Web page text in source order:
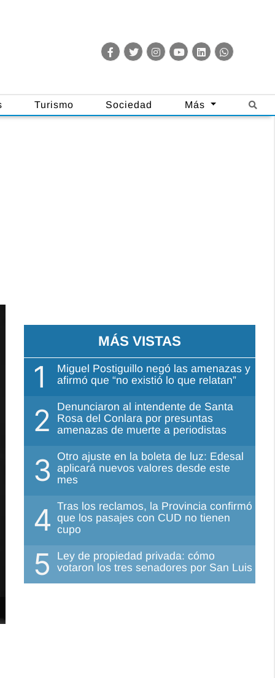
Turismo Sociedad Más
MÁS VISTAS
1
Miguel Postiguillo negó las amenazas y
afirmó que “no existió lo que relatan”
2
Denunciaron al intendente de Santa
Rosa del Conlara por presuntas
amenazas de muerte a periodistas
3 Otro ajuste en la boleta de luz: Edesal
aplicará nuevos valores desde este
mes
4 Tras los reclamos, la Provincia confirmó
que los pasajes con CUD no tienen
cupo
5
Ley de propiedad privada: cómo
votaron los tres senadores por San Luis